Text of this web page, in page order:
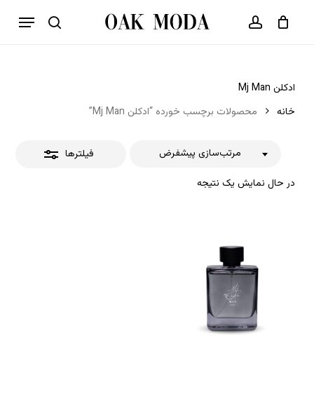
جستجو حساب کاربری
فهرست
سبد خرید بستن
ادکلن Mj Man
خانه
محصولات برچسب خورده “ادکلن Mj Man”
فیلترها
در حال نمایش یک نتیجه
مرتب‌سازی پیشفرض
بستن